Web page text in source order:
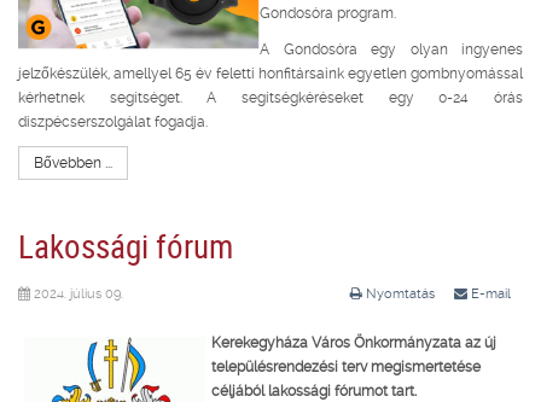
Gondosóra program.
A Gondosóra egy olyan ingyenes
jelzőkészülék, amellyel 65 év feletti honfitársaink egyetlen gombnyomással
kérhetnek segítséget. A segítségkéréseket egy 0-24 órás
diszpécserszolgálat fogadja.
Bővebben ...
Lakossági fórum
Nyomtatás E-mail
2024. július 09.
Kerekegyháza Város Önkormányzata az új
településrendezési terv megismertetése
céljából lakossági fórumot tart.